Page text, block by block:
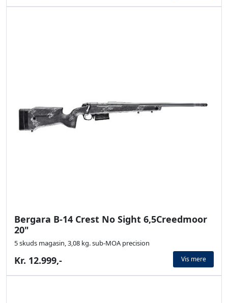
Bergara B-14 Crest No Sight 6,5Creedmoor
20"
5 skuds magasin, 3,08 kg. sub-MOA precision
Kr. 12.999,- Vis mere